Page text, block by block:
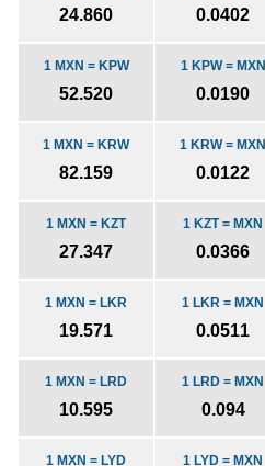
0.0402
24.860
1 KPW = MXN
0.0190
1 MXN = KPW
52.520
1 KRW = MXN
0.0122
1 MXN = KRW
82.159
1 KZT = MXN
0.0366
1 MXN = KZT
27.347
1 LKR = MXN
0.0511
1 MXN = LKR
19.571
1 LRD = MXN
0.094
1 MXN = LRD
10.595
1 LYD = MXN
1 MXN = LYD